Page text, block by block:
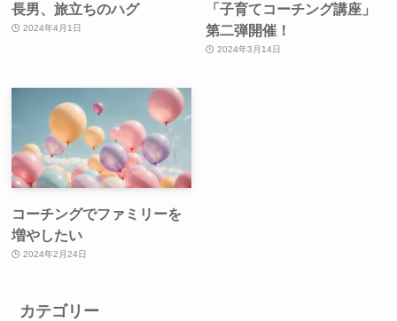
長男、旅立ちのハグ
2024年4月1日
「子育てコーチング講座」
第二弾開催！
2024年3月14日
コーチングでファミリーを
増やしたい
2024年2月24日
カテゴリー